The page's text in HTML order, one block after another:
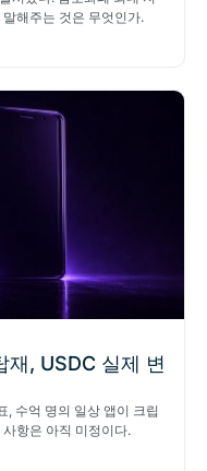
해주는 것은 무엇인가.
재, USDC 실제 변
, 수억 명의 일상 앱이 크립
항은 아직 미정이다.